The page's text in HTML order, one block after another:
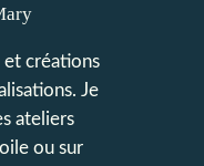
et créations
Je
ateliers
ou sur